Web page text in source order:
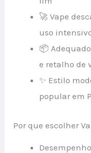
🚀 Vape
uso
📦
e retalho de
✨ Estilo
popular em
Por que escolher